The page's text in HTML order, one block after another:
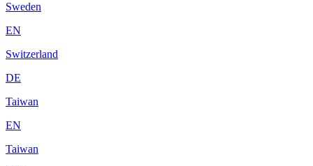
Sweden
EN
Switzerland
DE
Taiwan
EN
Taiwan